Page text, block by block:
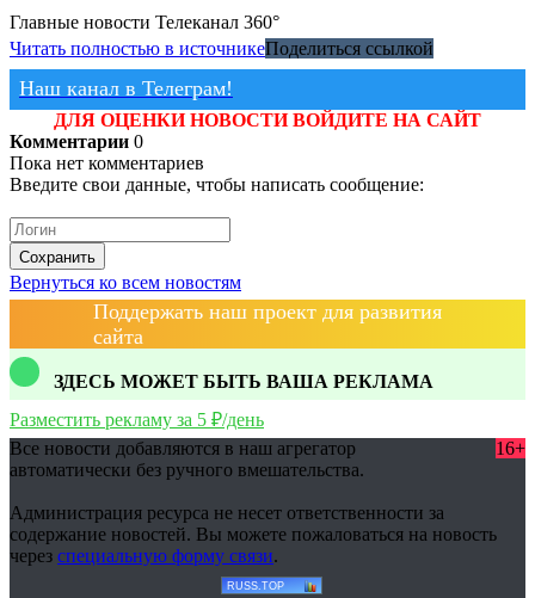
Главные новости Телеканал 360°
Читать полностью в источникеПоделиться ссылкой
Наш канал в Телеграм!
ДЛЯ ОЦЕНКИ НОВОСТИ ВОЙДИТЕ НА САЙТ
Комментарии 0
Пока нет комментариев
Введите свои данные, чтобы написать сообщение:
Сохранить
Вернуться ко всем новостям
Поддержать наш проект для развития
сайта
ЗДЕСЬ МОЖЕТ БЫТЬ ВАША РЕКЛАМА
Разместить рекламу за 5 ₽/день
Все новости добавляются в наш агрегатор
автоматически без ручного вмешательства.
16+
Администрация ресурса не несет ответственности за
содержание новостей. Вы можете пожаловаться на новость
через специальную форму связи.